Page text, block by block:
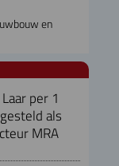
en
per 1
als
MRA